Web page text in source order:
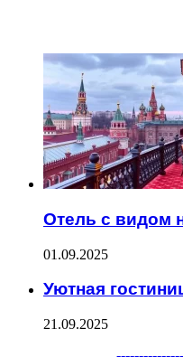
Отель с видом
01.09.2025
Уютная
21.09.2025